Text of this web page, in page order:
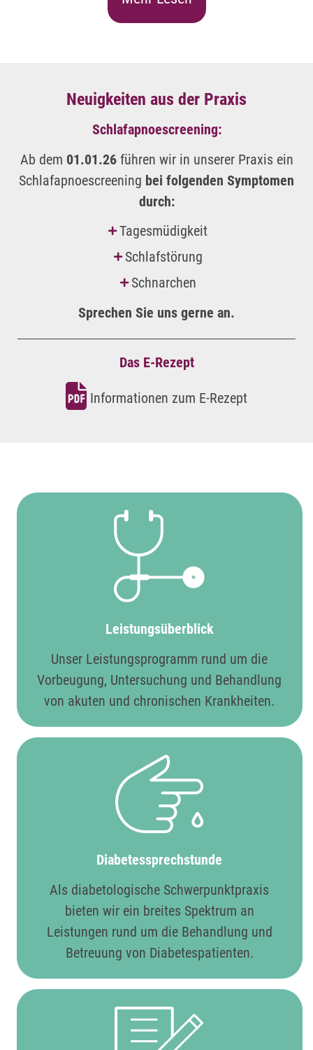
Neuigkeiten aus der Praxis
Schlafapnoescreening:
Ab dem 01.01.26führen wir in unserer Praxis ein
Schlafapnoescreening bei folgenden Symptomen
durch:
Tagesmüdigkeit
Schlafstörung
Schnarchen
Sprechen Sie uns gerne an.
Das E-Rezept
Informationen zum E-Rezept
Leistungsüberblick
Unser Leistungsprogramm rund um die
Vorbeugung, Untersuchung und Behandlung
von akuten und chronischen Krankheiten.
Diabetes­sprechstunde
Als diabetologische Schwerpunktpraxis
bieten wir ein breites Spektrum an
Leistungen rund um die Behandlung und
Betreuung von Diabetespatienten.